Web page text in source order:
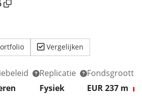
Vergelijken
Replicatie
Fysiek
Fondsgrootte
EUR 237 m